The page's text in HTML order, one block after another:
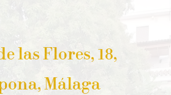
las Flores, 18,
Málaga